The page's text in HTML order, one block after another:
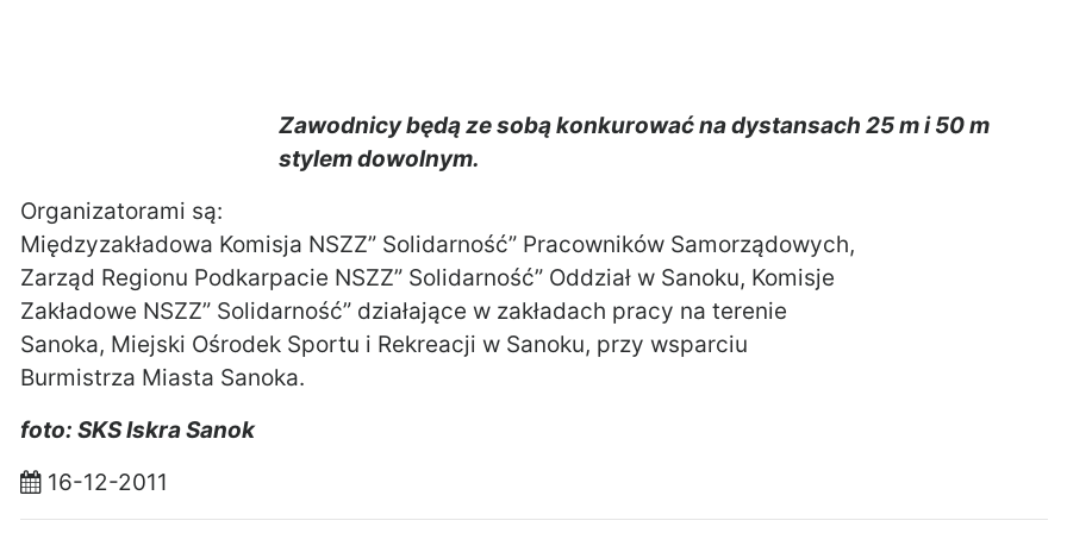
Zawodnicy będą ze sobą konkurować na dystansach 25 m i 50 m
stylem dowolnym.
Organizatorami są:
Międzyzakładowa Komisja NSZZ” Solidarność” Pracowników Samorządowych,
Zarząd Regionu Podkarpacie NSZZ” Solidarność” Oddział w Sanoku, Komisje
Zakładowe NSZZ” Solidarność” działające w zakładach pracy na terenie
Sanoka, Miejski Ośrodek Sportu i Rekreacji w Sanoku, przy wsparciu
Burmistrza Miasta Sanoka.
foto: SKS Iskra Sanok
16-12-2011